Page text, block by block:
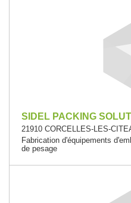
SIDEL PACKING
21910 CORCELLES-LES-
Fabrication d'équipements
de pesage